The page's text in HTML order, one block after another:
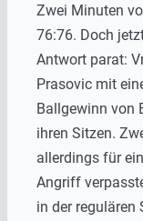
Zwei Minuten
76:76. Doch
Antwort parat:
Prasovic mit
Ballgewinn von
ihren Sitzen.
allerdings für
Angriff
in der regulären